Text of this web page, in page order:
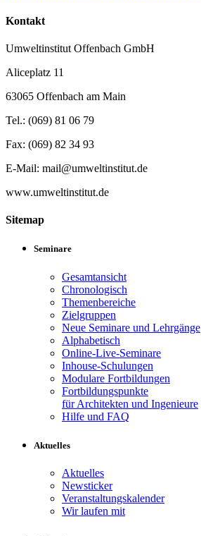
Kontakt
Umweltinstitut Offenbach GmbH
Aliceplatz 11
63065 Offenbach am Main
Tel.: (069) 81 06 79
Fax: (069) 82 34 93
E-Mail: mail@umweltinstitut.de
www.umweltinstitut.de
Sitemap
Seminare
Gesamtansicht
Chronologisch
Themenbereiche
Zielgruppen
Neue Seminare und Lehrgänge
Alphabetisch
Online-Live-Seminare
Inhouse-Schulungen
Modulare Fortbildungen
Fortbildungspunkte
für Architekten und Ingenieure
Hilfe und FAQ
Aktuelles
Aktuelles
Newsticker
Veranstaltungskalender
Wir laufen mit